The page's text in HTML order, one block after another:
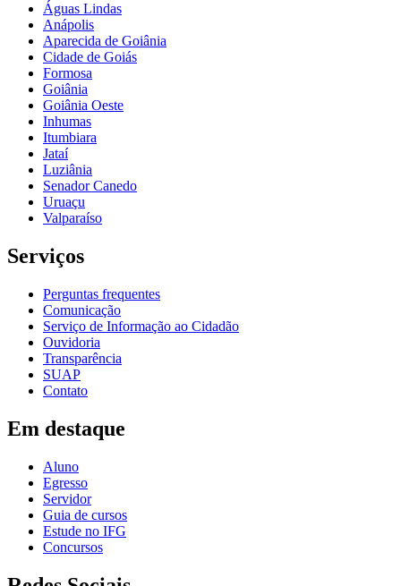
Águas Lindas
Anápolis
Aparecida de Goiânia
Cidade de Goiás
Formosa
Goiânia
Goiânia Oeste
Inhumas
Itumbiara
Jataí
Luziânia
Senador Canedo
Uruaçu
Valparaíso
Serviços
Perguntas frequentes
Comunicação
Serviço de Informação ao Cidadão
Ouvidoria
Transparência
SUAP
Contato
Em destaque
Aluno
Egresso
Servidor
Guia de cursos
Estude no IFG
Concursos